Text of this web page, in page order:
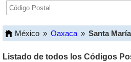
México » Oaxaca » Santa
Listado de todos los Códigos